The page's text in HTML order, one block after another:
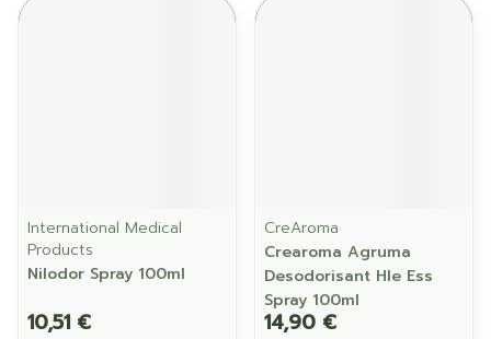
International Medical
Products
Nilodor Spray 100ml
10,51 €
CreAroma
Crearoma Agruma
Desodorisant Hle Ess
Spray 100ml
14,90 €